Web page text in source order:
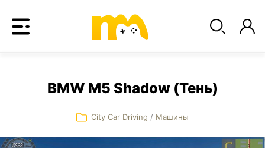
BMW M5 Shadow (Тень)
City Car Driving / Машины